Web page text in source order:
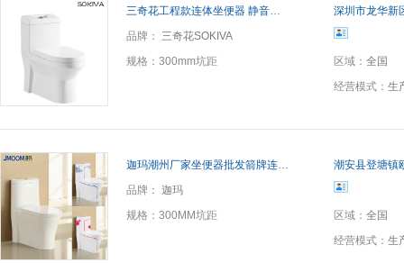
三奇花工程款连体坐便器 静音冲水马桶 超漩虹吸特价批发座便器
品牌：
三奇花SOKIVA
规格： 300mm坑距
深圳市龙华新
区域： 全国
经营模式： 生
迦玛潮州厂家坐便器批发箭牌连体座便器陶瓷节水超漩式冲水马桶
品牌： 迦玛
规格： 300MM坑距
潮安县登塘镇
区域： 全国
经营模式： 生